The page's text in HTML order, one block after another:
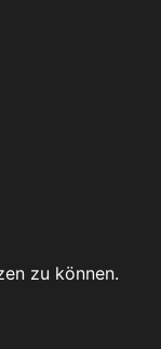
zu können.